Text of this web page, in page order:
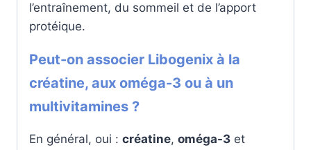
l’entraînement, du sommeil et de l’apport
protéique.
Peut-on associer Libogenix à la
créatine, aux oméga-3 ou à un
multivitamines ?
En général, oui : créatine, oméga-3 et